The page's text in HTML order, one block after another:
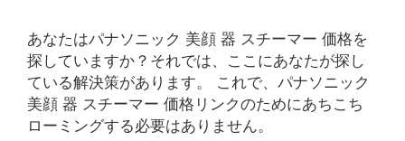
あなたはパナソニック 美顔 器 スチーマー 価格を
探していますか？それでは、ここにあなたが探し
ている解決策があります。 これで、パナソニック
美顔 器 スチーマー 価格リンクのためにあちこち
ローミングする必要はありません。